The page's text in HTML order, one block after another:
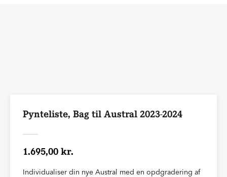
Pynteliste, Bag til Austral 2023-2024
1.695,00 kr.
Individualiser din nye Austral med en opdgradering af